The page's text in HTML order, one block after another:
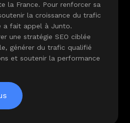
la France. Pour renforcer sa
la croissance du trafic
a fait appel à Junto.
une stratégie SEO ciblée
générer du trafic qualifié
et soutenir la performance